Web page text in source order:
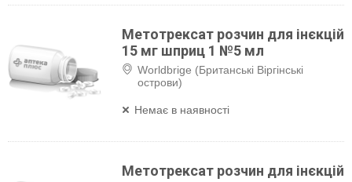
Метотрексат розчин для інєкцій
15 мг шприц 1 №5 мл
Worldbrige (Британські Віргінські
острови)
Немає в наявності
Метотрексат розчин для інєкцій